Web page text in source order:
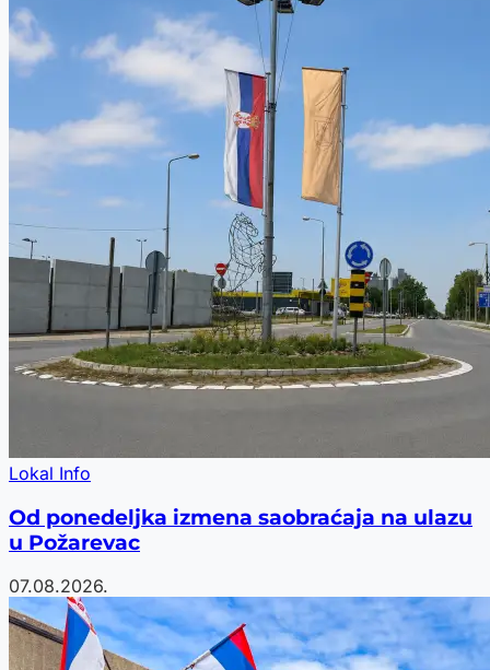
Lokal Info
Od ponedeljka izmena saobraćaja na ulazu
u Požarevac
07.08.2026.